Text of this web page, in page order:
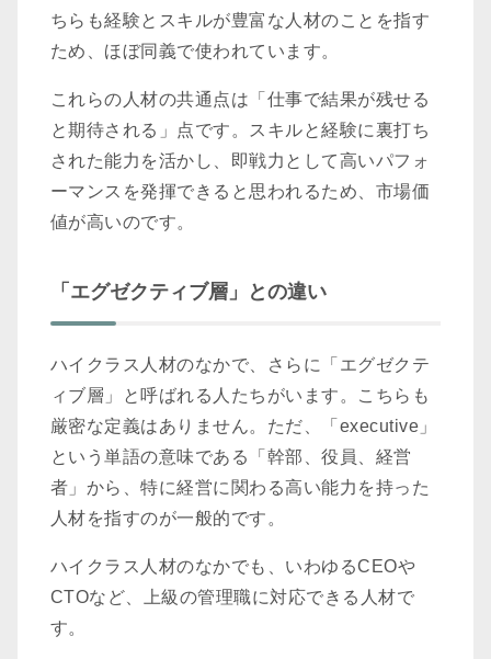
ちらも経験とスキルが豊富な人材のことを指す
ため、ほぼ同義で使われています。
これらの人材の共通点は「仕事で結果が残せる
と期待される」点です。スキルと経験に裏打ち
された能力を活かし、即戦力として高いパフォ
ーマンスを発揮できると思われるため、市場価
値が高いのです。
「エグゼクティブ層」との違い
ハイクラス人材のなかで、さらに「エグゼクテ
ィブ層」と呼ばれる人たちがいます。こちらも
厳密な定義はありません。ただ、「executive」
という単語の意味である「幹部、役員、経営
者」から、特に経営に関わる高い能力を持った
人材を指すのが一般的です。
ハイクラス人材のなかでも、いわゆるCEOや
CTOなど、上級の管理職に対応できる人材で
す。